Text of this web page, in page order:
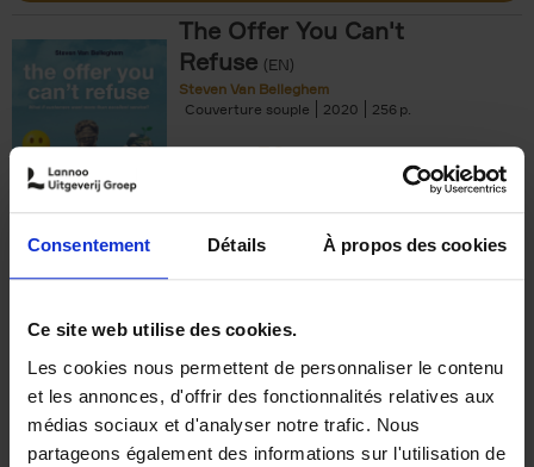
Consentement Détails À propos des cookies
Ce site web utilise des cookies.
Les cookies nous permettent de personnaliser le contenu
et les annonces, d'offrir des fonctionnalités relatives aux
médias sociaux et d'analyser notre trafic. Nous
partageons également des informations sur l'utilisation de
The Offer You Can't
Refuse (EN)
Steven Van Belleghem
Couverture souple
2020 256
€37,50
Building Bonds = Building
Business
Jochen Roef Jozefien De Feyter
Carolien Boom
Couverture souple
2025 200